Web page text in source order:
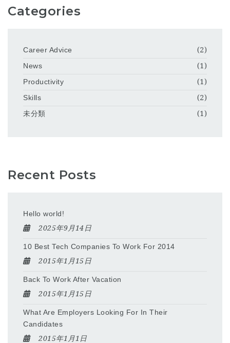
Categories
Career Advice
(2)
News
(1)
Productivity
(1)
Skills
(2)
未分類
(1)
Recent Posts
Hello world!
2025年9月14日
10 Best Tech Companies To Work For 2014
2015年1月15日
Back To Work After Vacation
2015年1月15日
What Are Employers Looking For In Their
Candidates
2015年1月1日